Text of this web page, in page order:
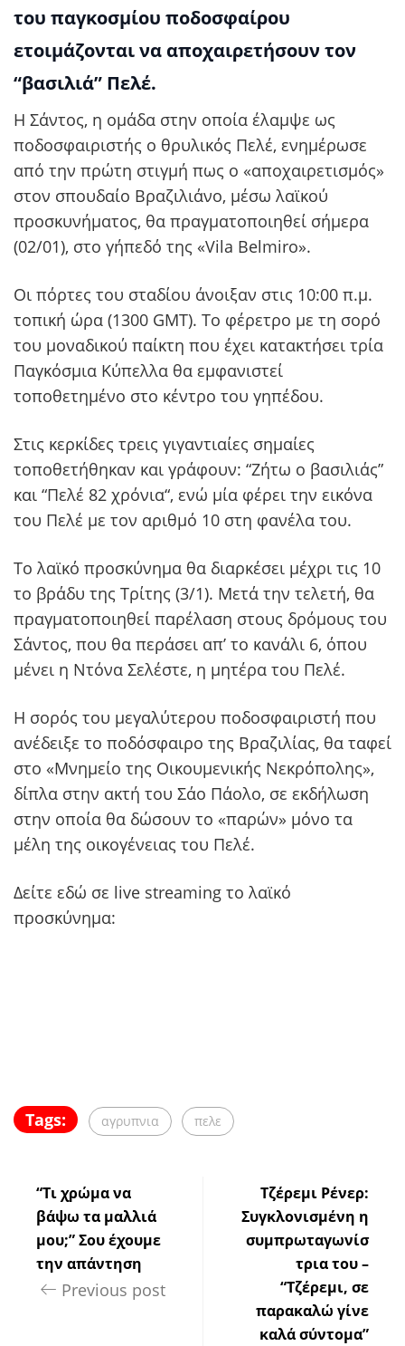
του παγκοσμίου ποδοσφαίρου
ετοιμάζονται να αποχαιρετήσουν τον
“βασιλιά” Πελέ.
Η Σάντος, η ομάδα στην οποία έλαμψε ως
ποδοσφαιριστής ο θρυλικός Πελέ, ενημέρωσε
από την πρώτη στιγμή πως ο «αποχαιρετισμός»
στον σπουδαίο Βραζιλιάνο, μέσω λαϊκού
προσκυνήματος, θα πραγματοποιηθεί σήμερα
(02/01), στο γήπεδό της «Vila Belmiro».
Οι πόρτες του σταδίου άνοιξαν στις 10:00 π.μ.
τοπική ώρα (1300 GMT). Το φέρετρο με τη σορό
του μοναδικού παίκτη που έχει κατακτήσει τρία
Παγκόσμια Κύπελλα θα εμφανιστεί
τοποθετημένο στο κέντρο του γηπέδου.
Στις κερκίδες τρεις γιγαντιαίες σημαίες
τοποθετήθηκαν και γράφουν: “Ζήτω ο βασιλιάς”
και “Πελέ 82 χρόνια“, ενώ μία φέρει την εικόνα
του Πελέ με τον αριθμό 10 στη φανέλα του.
Το λαϊκό προσκύνημα θα διαρκέσει μέχρι τις 10
το βράδυ της Τρίτης (3/1). Μετά την τελετή, θα
πραγματοποιηθεί παρέλαση στους δρόμους του
Σάντος, που θα περάσει απ’ το κανάλι 6, όπου
μένει η Ντόνα Σελέστε, η μητέρα του Πελέ.
Η σορός του μεγαλύτερου ποδοσφαιριστή που
ανέδειξε το ποδόσφαιρο της Βραζιλίας, θα ταφεί
στο «Μνημείο της Οικουμενικής Νεκρόπολης»,
δίπλα στην ακτή του Σάο Πάολο, σε εκδήλωση
στην οποία θα δώσουν το «παρών» μόνο τα
μέλη της οικογένειας του Πελέ.
Δείτε εδώ σε live streaming το λαϊκό
προσκύνημα:
Tags: αγρυπνια πελε
“Τι χρώμα να
βάψω τα μαλλιά
μου;” Σου έχουμε
την απάντηση
Previous post
Τζέρεμι Ρένερ:
Συγκλονισμένη η
συμπρωταγωνίσ
τρια του –
“Τζέρεμι, σε
παρακαλώ γίνε
καλά σύντομα”